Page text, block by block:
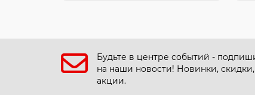
Будьте в центре событий -
на наши новости! Новинки, скидки,
акции.